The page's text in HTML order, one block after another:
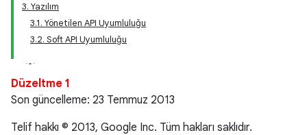
3. Yazılım
3.1. Yönetilen API Uyumluluğu
3.2. Soft API Uyumluluğu
Düzeltme 1
Son güncelleme: 23 Temmuz 2013
Telif hakkı © 2013, Google Inc. Tüm hakları saklıdır.